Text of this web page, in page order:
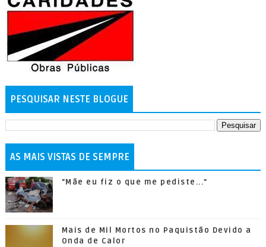
PESQUISAR NESTE BLOGUE
AS MAIS VISTAS DE SEMPRE
"Mãe eu fiz o que me pediste..."
Mais de Mil Mortos no Paquistão Devido a
Onda de Calor